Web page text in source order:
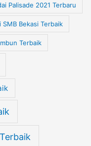
Palisade 2021 Terbaru
SMB Bekasi Terbaik
Terbaik